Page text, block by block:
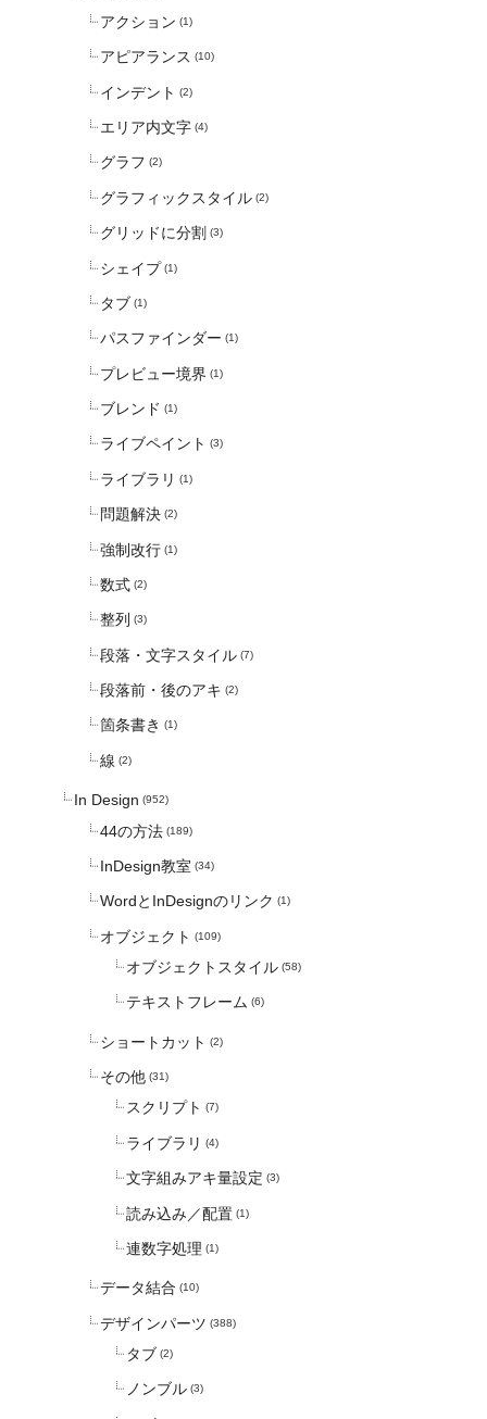
アクション (1)
アピアランス (10)
インデント (2)
エリア内文字 (4)
グラフ (2)
グラフィックスタイル (2)
グリッドに分割 (3)
シェイプ (1)
タブ (1)
パスファインダー (1)
プレビュー境界 (1)
ブレンド (1)
ライブペイント (3)
ライブラリ (1)
問題解決 (2)
強制改行 (1)
数式 (2)
整列 (3)
段落・文字スタイル (7)
段落前・後のアキ (2)
箇条書き (1)
線 (2)
In Design (952)
44の方法 (189)
InDesign教室 (34)
WordとInDesignのリンク (1)
オブジェクト (109)
オブジェクトスタイル (58)
テキストフレーム (6)
ショートカット (2)
その他 (31)
スクリプト (7)
ライブラリ (4)
文字組みアキ量設定 (3)
読み込み／配置 (1)
連数字処理 (1)
データ結合 (10)
デザインパーツ (388)
タブ (2)
ノンブル (3)